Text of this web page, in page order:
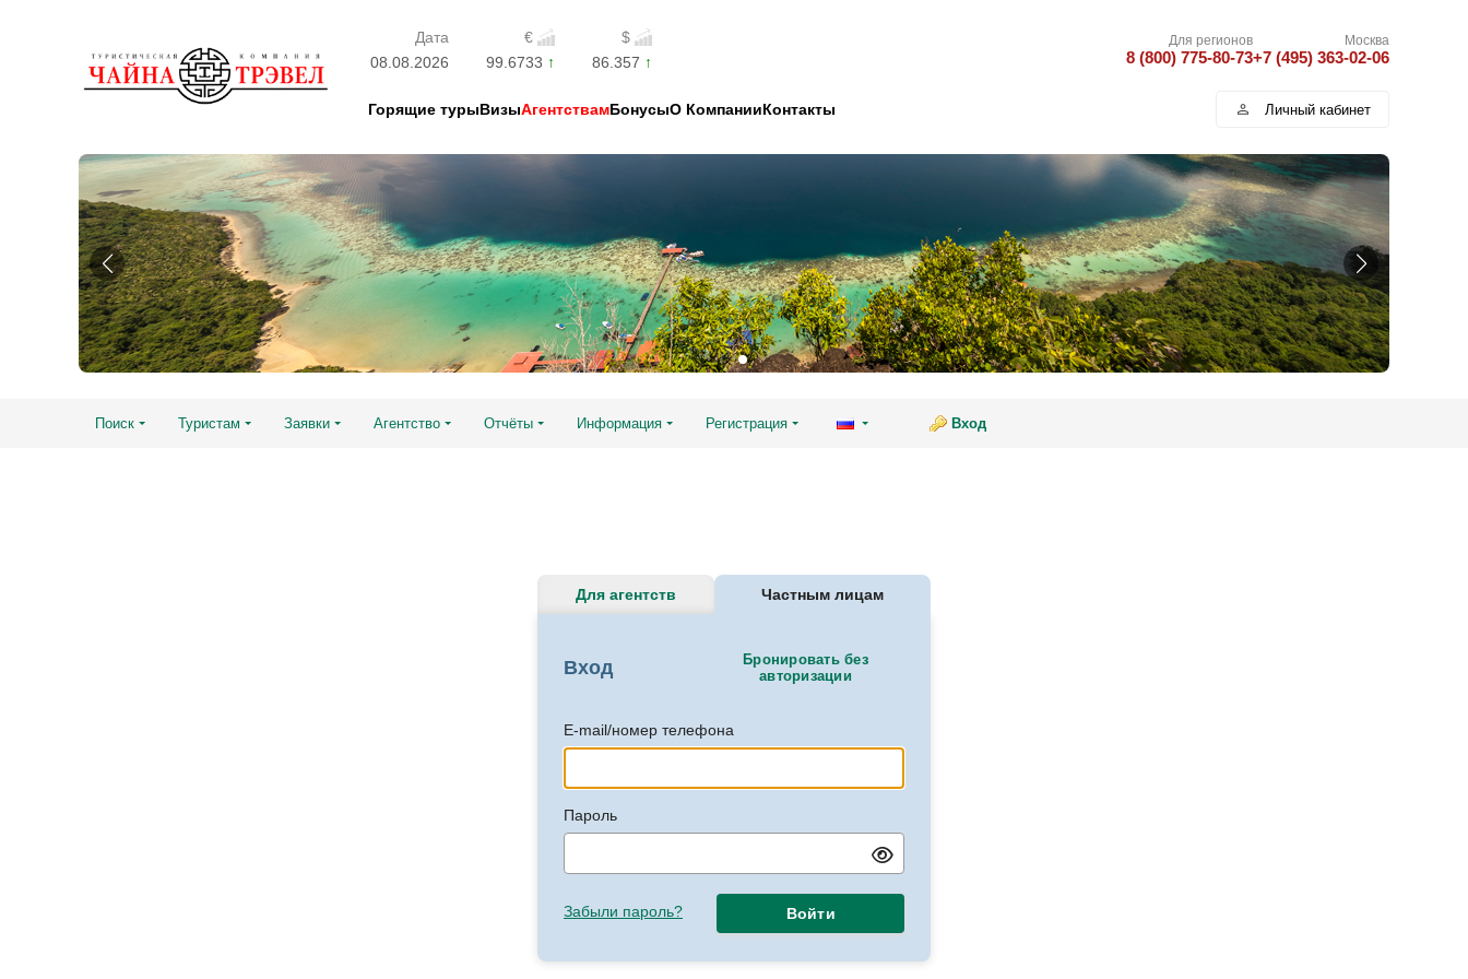
Дата €
$
08.08.2026
99.6733 86.357
Для регионов
8 (800) 775-80-73
Москва
+7 (495) 363-02-06
Горящие турыВизыАгентствамБонусыО КомпанииКонтакты Личный кабинет
Поиск Туристам Заявки Агентство Отчёты Информация Регистрация Вход
Частным лицам
Для агентств
Вход
Бронировать без
авторизации
E-mail/номер телефона
Пароль
Забыли пароль? Войти